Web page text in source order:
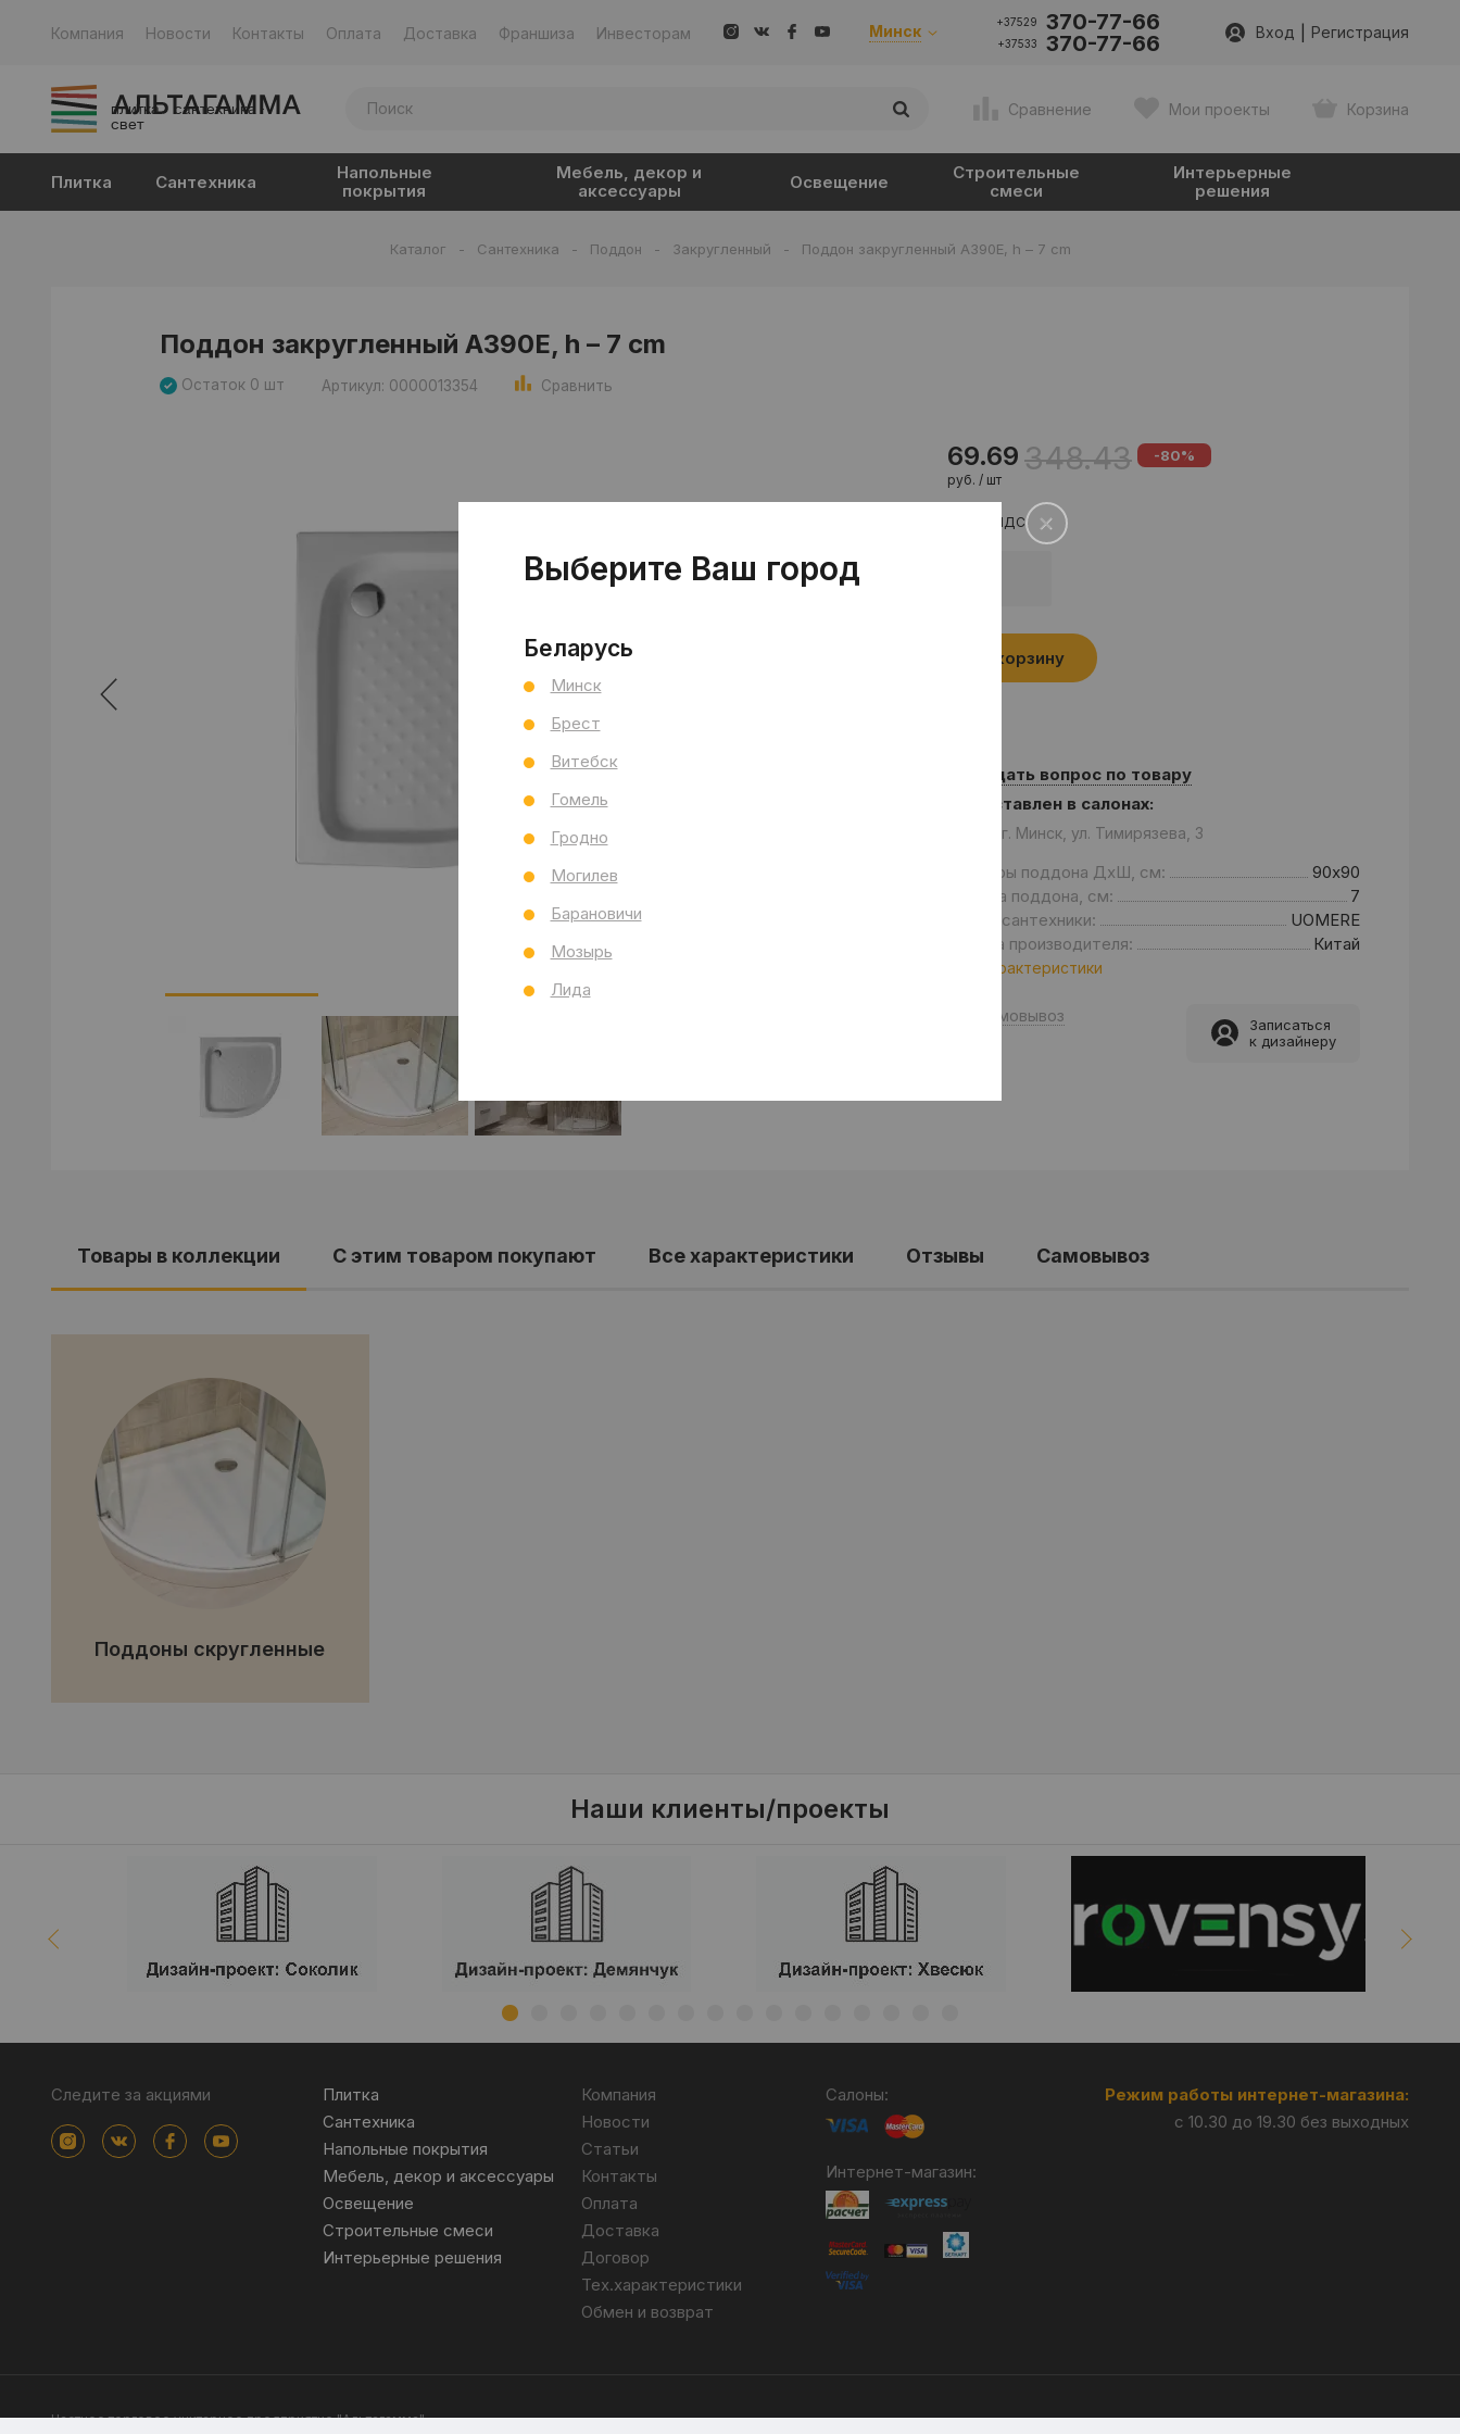
Компания Новости Контакты Оплата Доставка Франшиза Инвесторам Минск +37529 370-77-66
+37533 370-77-66 Вход Регистрация
плитка · сантехника ·
свет
Сравнение Мои проекты Корзина
Плитка Сантехника
Напольные
покрытия
Мебель, декор и
аксессуары
Освещение
Строительные
смеси
Интерьерные
решения
Каталог - Сантехника - Поддон - Закругленный - Поддон закругленный A390E, h – 7 cm
Поддон закругленный A390E, h – 7 cm
Остаток 0 шт Артикул: 0000013354 Сравнить
69.69
руб. / шт
348.43 -80%
Цена с НДС
В корзину
Задать вопрос по товару
Представлен в салонах:
Салон: г. Минск, ул. Тимирязева, 3
Размеры поддона ДхШ, см:
90х90
Высота поддона, см:
7
Бренд сантехники:
UOMERE
Страна производителя:
Китай
Все характеристики
Самовывоз
Записаться
к дизайнеру
Товары в коллекции
Поддоны скругленные
С этим товаром покупают Все характеристики Отзывы Самовывоз
Наши клиенты/проекты
Следите за акциями
Плитка
Сантехника
Напольные покрытия
Мебель, декор и аксессуары
Освещение
Строительные смеси
Интерьерные решения
Компания
Новости
Статьи
Контакты
Оплата
Доставка
Договор
Тех.характеристики
Обмен и возврат
Салоны:
Интернет-магазин:
Режим работы интернет-магазина:
с 10.30 до 19.30 без выходных
Частное торговое унитарное предприятие "Альтагамма".
Разработка —Giperlink.by
Выберите Ваш город
Беларусь
Минск
Брест
Витебск
Гомель
Гродно
Могилев
Барановичи
Мозырь
Лида